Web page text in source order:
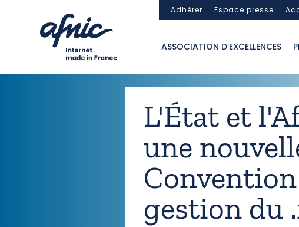
Adhérer Espace presse
ASSOCIATION D’EXCELLENCES
L'État et
une
gestion du